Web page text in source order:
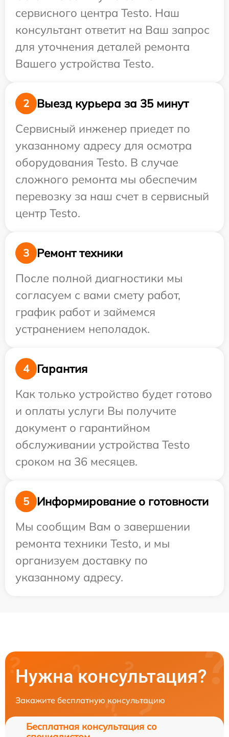
сервисного центра Testo. Наш
консультант ответит на Ваш запрос
для уточнения деталей ремонта
Вашего устройства Testo.
2
Выезд курьера за 35 минут
Сервисный инженер приедет по
указанному адресу для осмотра
оборудования Testo. В случае
сложного ремонта мы обеспечим
перевозку за наш счет в сервисный
центр Testo.
3
Ремонт техники
После полной диагностики мы
согласуем с вами смету работ,
график работ и займемся
устранением неполадок.
4
Гарантия
Как только устройство будет готово
и оплаты услуги Вы получите
документ о гарантийном
обслуживании устройства Testo
сроком на 36 месяцев.
5
Информирование о готовности
Мы сообщим Вам о завершении
ремонта техники Testo, и мы
организуем доставку по
указанному адресу.
Нужна консультация?
Закажите бесплатную консультацию
Бесплатная консультация со